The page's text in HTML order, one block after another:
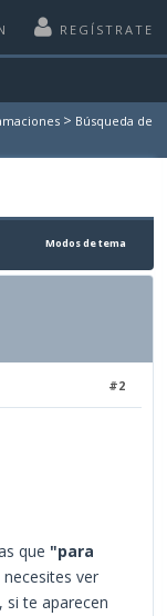
REGÍSTRATE
> Búsqueda de
Modos de tema
#2
que "para
necesites ver
si te aparecen